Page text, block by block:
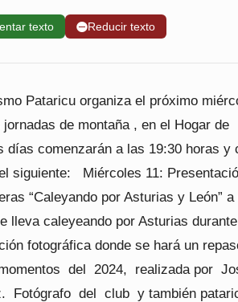
texto ➖Reducir texto
Pataricu organiza el próximo
de montaña , en el Hogar de
días comenzarán a las 19:30 horas y
siguiente: Miércoles 11:
“Caleyando por Asturias y León”
lleva caleyeando por Asturias
fotográfica donde se hará un
del 2024, realizada por
Fotógrafo del club y también